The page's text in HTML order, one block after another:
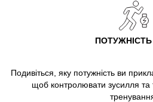
ПОТУЖНІСТЬ
Подивіться, яку потужність ви
щоб контролювати зусилля та